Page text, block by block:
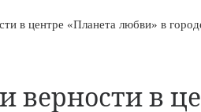
в центре «Планета любви» в
верности в